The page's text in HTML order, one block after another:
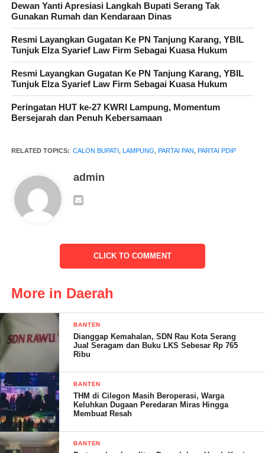
Wanita kelahiran Tambah Rejo, Gading Rejo, tahun 1968 ini
menjelaskan bahwa motivasinya adalah keinginan tulus untuk
pertanian. Ia menyoroti kondisi jalan yang rusak parah serta
ketidakstabilan harga komoditi dan kelangkaan pupuk sebagai
kelancaran proses pencalonannya, optimis bahwa dengan
dukungan PDIP dan surat tugas dari DPP PAN, ia dapat
membawa perubahan positif bagi Kabupaten Pringsewu.
SOLA. (RG)
Post Views: 18
Dewan Yanti Apresiasi Langkah Bupati Serang Tak
Gunakan Rumah dan Kendaraan Dinas
Resmi Layangkan Gugatan Ke PN Tanjung Karang, YBIL
Tunjuk Elza Syarief Law Firm Sebagai Kuasa Hukum
Resmi Layangkan Gugatan Ke PN Tanjung Karang, YBIL
Tunjuk Elza Syarief Law Firm Sebagai Kuasa Hukum
Peringatan HUT ke-27 KWRI Lampung, Momentum
Bersejarah dan Penuh Kebersamaan
RELATED TOPICS: CALON BUPATI LAMPUNG PARTAI PAN PARTAI PDIP
admin
CLICK TO COMMENT
More in Daerah
BANTEN
Dianggap Kemahalan, SDN Rau Kota Serang
Jual Seragam dan Buku LKS Sebesar Rp 765
Ribu
BANTEN
THM di Cilegon Masih Beroperasi, Warga
Keluhkan Dugaan Peredaran Miras Hingga
Membuat Resah
BANTEN